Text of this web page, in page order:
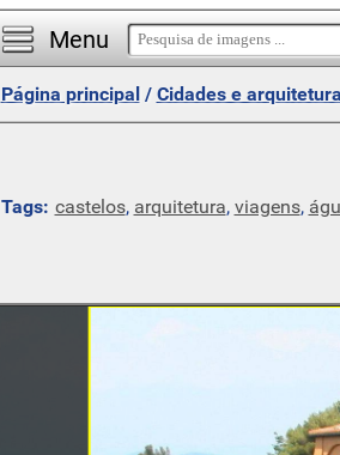
Menu
Página principal/ Cidades e arquitetura
Tags: castelos, arquitetura, viagens,